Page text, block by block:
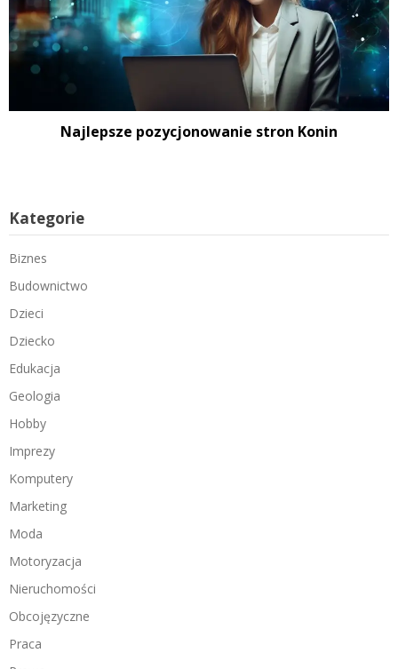
Najlepsze pozycjonowanie stron Konin
Kategorie
Biznes
Budownictwo
Dzieci
Dziecko
Edukacja
Geologia
Hobby
Imprezy
Komputery
Marketing
Moda
Motoryzacja
Nieruchomości
Obcojęzyczne
Praca